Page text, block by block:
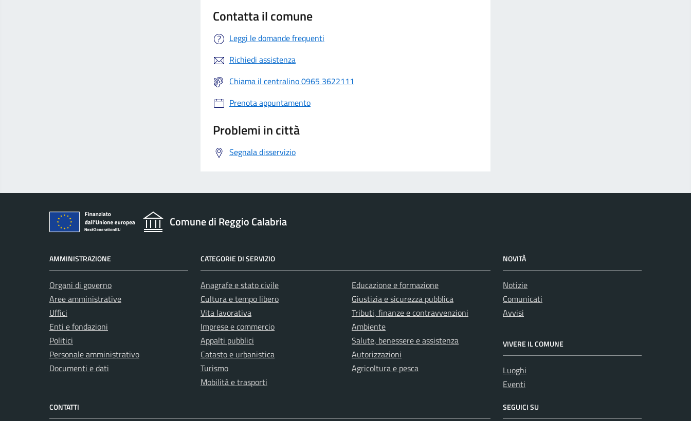
Contatta il comune
Leggi le domande frequenti
Richiedi assistenza
Chiama il centralino 0965 3622111
Prenota appuntamento
Problemi in città
Segnala disservizio
Comune di Reggio Calabria
AMMINISTRAZIONE
Organi di governo
Aree amministrative
Uffici
Enti e fondazioni
Politici
Personale amministrativo
Documenti e dati
CATEGORIE DI SERVIZIO
Anagrafe e stato civile
Cultura e tempo libero
Vita lavorativa
Imprese e commercio
Appalti pubblici
Catasto e urbanistica
Turismo
Mobilità e trasporti
Educazione e formazione
Giustizia e sicurezza pubblica
Tributi, finanze e contravvenzioni
Ambiente
Salute, benessere e assistenza
Autorizzazioni
Agricoltura e pesca
NOVITÀ
Notizie
Comunicati
Avvisi
VIVERE IL COMUNE
Luoghi
Eventi
CONTATTI SEGUICI SU